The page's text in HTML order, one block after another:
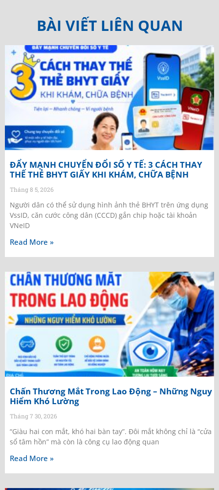
BÀI VIẾT LIÊN QUAN
ĐẨY MẠNH CHUYỂN ĐỔI SỐ Y TẾ: 3 CÁCH THAY
THẾ THẺ BHYT GIẤY KHI KHÁM, CHỮA BỆNH
Tháng 8 5, 2026
Người dân có thể sử dụng hình ảnh thẻ BHYT trên ứng dụng
VssID, căn cước công dân (CCCD) gắn chip hoặc tài khoản
VNeID
Read More »
Chấn Thương Mắt Trong Lao Động – Những Nguy
Hiểm Khó Lường
Tháng 7 30, 2026
“Giàu hai con mắt, khó hai bàn tay”. Đôi mắt không chỉ là “cửa
sổ tâm hồn” mà còn là công cụ lao động quan
Read More »